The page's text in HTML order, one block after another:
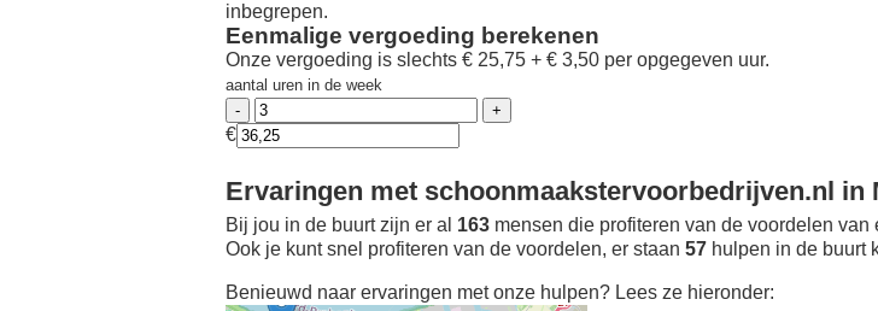
inbegrepen.
Eenmalige vergoeding berekenen
Onze vergoeding is slechts € 25,75 + € 3,50 per opgegeven uur.
aantal uren in de week
€
Ervaringen met schoonmaakstervoorbedrijven.nl in
Bij jou in de buurt zijn er al 163 mensen die profiteren van de voordelen
Ook je kunt snel profiteren van de voordelen, er staan 57 hulpen in de buurt
Benieuwd naar ervaringen met onze hulpen? Lees ze hieronder: